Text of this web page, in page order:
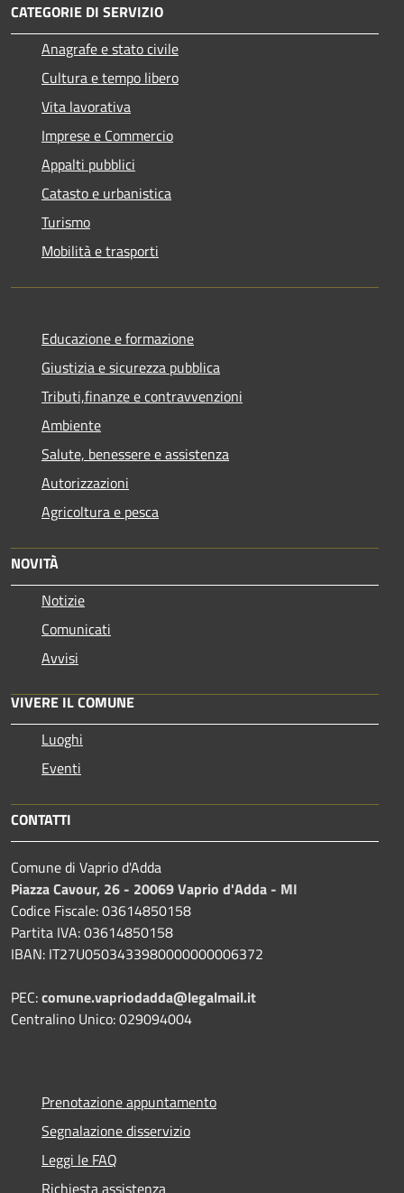
CATEGORIE DI SERVIZIO
Anagrafe e stato civile
Cultura e tempo libero
Vita lavorativa
Imprese e Commercio
Appalti pubblici
Catasto e urbanistica
Turismo
Mobilità e trasporti
Educazione e formazione
Giustizia e sicurezza pubblica
Tributi,finanze e contravvenzioni
Ambiente
Salute, benessere e assistenza
Autorizzazioni
Agricoltura e pesca
NOVITÀ
Notizie
Comunicati
Avvisi
VIVERE IL COMUNE
Luoghi
Eventi
CONTATTI
Comune di Vaprio d'Adda
Piazza Cavour, 26 - 20069 Vaprio d'Adda - MI
Codice Fiscale: 03614850158
Partita IVA: 03614850158
IBAN: IT27U0503433980000000006372
PEC:comune.vapriodadda@legalmail.it
Centralino Unico: 029094004
Prenotazione appuntamento
Segnalazione disservizio
Leggi le FAQ